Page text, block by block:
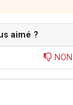
aimé ?
NON